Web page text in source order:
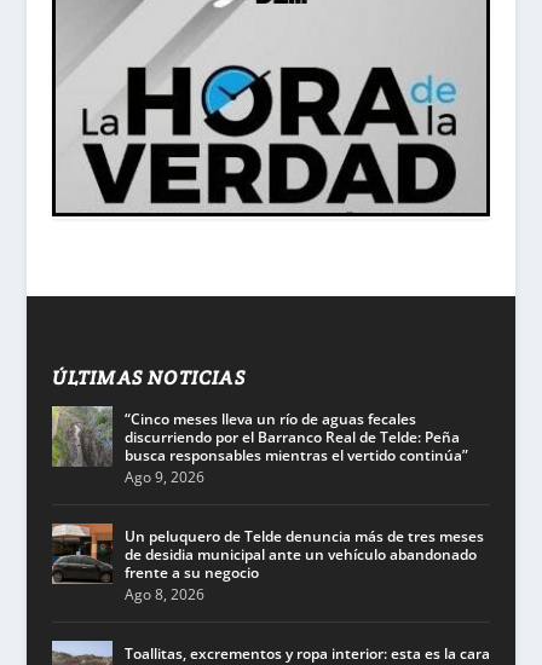
ÚLTIMAS NOTICIAS
“Cinco meses lleva un río de aguas fecales
discurriendo por el Barranco Real de Telde: Peña
busca responsables mientras el vertido continúa”
Ago 9, 2026
Un peluquero de Telde denuncia más de tres meses
de desidia municipal ante un vehículo abandonado
frente a su negocio
Ago 8, 2026
Toallitas, excrementos y ropa interior: esta es la cara